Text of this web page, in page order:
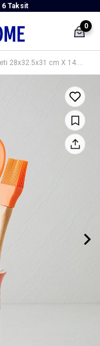
6 Taksit
0
Hecha Silikon 4 Parça Servis Seti 28x32.5x31 cm X 14.5 cm Turuncu